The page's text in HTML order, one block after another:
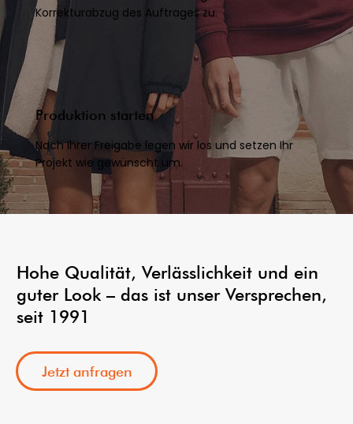
Korrekturabzug des Auftrages zu.
Produktion starten
Nach Ihrer Freigabe legen wir los und setzen Ihr
Projekt wie gewünscht um.
Hohe Qualität, Verlässlichkeit und ein
guter Look – das ist unser Versprechen,
seit 1991
Jetzt anfragen